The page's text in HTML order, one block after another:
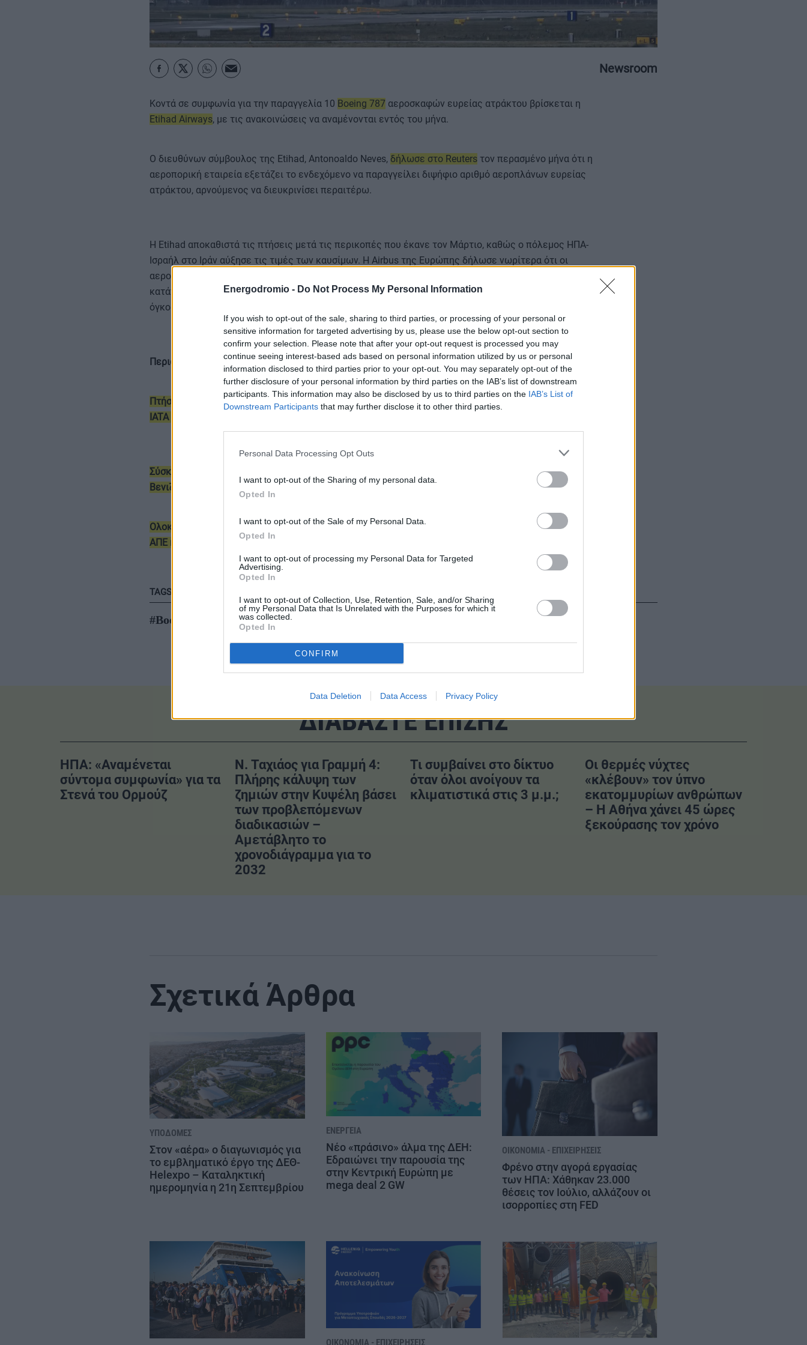
Energodromio - Do Not Process My Personal Information
If you wish to opt-out of the sale, sharing to third parties, or processing of your personal or
sensitive information for targeted advertising by us, please use the below opt-out section to
confirm your selection. Please note that after your opt-out request is processed you may
continue seeing interest-based ads based on personal information utilized by us or personal
information disclosed to third parties prior to your opt-out. You may separately opt-out of the
further disclosure of your personal information by third parties on the IAB’s list of downstream
participants. This information may also be disclosed by us to third parties on the IAB’s List of
Downstream Participants that may further disclose it to other third parties.
Personal Data Processing Opt Outs
I want to opt-out of the Sharing of my personal data.
Opted In
I want to opt-out of the Sale of my Personal Data.
Opted In
I want to opt-out of processing my Personal Data for Targeted
Advertising.
Opted In
I want to opt-out of Collection, Use, Retention, Sale, and/or Sharing
of my Personal Data that Is Unrelated with the Purposes for which it
was collected.
Opted In
CONFIRM
Data Deletion Data Access Privacy Policy
ΚΑΡΑΜΠΟΛΕΣ
ΟΡΟΙ ΧΡΗΣΗΣ ΕΠΙΚΟΙΝΩΝΙΑ
Newsroom
Κοντά σε συμφωνία για την παραγγελία 10 Boeing 787 αεροσκαφών ευρείας ατράκτου βρίσκεται η
Etihad Airways, με τις ανακοινώσεις να αναμένονται εντός του μήνα.
Ο διευθύνων σύμβουλος της Etihad, Antonoaldo Neves, δήλωσε στο Reutersτον περασμένο μήνα ότι η
αεροπορική εταιρεία εξετάζει το ενδεχόμενο να παραγγείλει διψήφιο αριθμό αεροπλάνων ευρείας
ατράκτου, αρνούμενος να διευκρινίσει περαιτέρω.
Η Etihad αποκαθιστά τις πτήσεις μετά τις περικοπές που έκανε τον Μάρτιο, καθώς ο πόλεμος ΗΠΑ-
Ισραήλ στο Ιράν αύξησε τις τιμές των καυσίμων. Η Airbus της Ευρώπης δήλωσε νωρίτερα ότι οι
αεροπορικές εταιρείες της Μέσης Ανατολής ανακάμπτουν έντονα εν μέσω της εύθραυστης
κατάπαυσης του πυρός στην περιοχή, με τους κόμβους του Κόλπου να επιστρέφουν σε κανονικούς
όγκους κυκλοφορίας.
Περισσότερες ειδήσεις
Πτήσεις με το… ρολόι στην Αθήνα: Βαριά πρόστιμα και «χειρουργική» ακρίβεια στις πτήσεις φέρνει το
IATA Level 3
Σύσκεψη κορυφής για τις καθυστερήσεις στις πτήσεις – Η ΥΠΑ απαντά με μείωση 31,7% στο «Ελ.
Βενιζέλος» τον Ιούνιο
Ολοκληρωμένες υπηρεσίες ηλεκτροκίνησης σχεδιάζει να ενσωματώσει η ΟΣΥ – Μελέτη για ανάπτυξη
ΑΠΕ και δυνατότητα φόρτισης οχημάτων τρίτων
TAGS
#Boeing 747 #Etihad #Reuters
ΔΙΑΒΑΣΤΕ ΕΠΙΣΗΣ
ΗΠΑ: «Αναμένεται
σύντομα συμφωνία» για τα
Στενά του Ορμούζ
Ν. Ταχιάος για Γραμμή 4:
Πλήρης κάλυψη των
ζημιών στην Κυψέλη βάσει
των προβλεπόμενων
διαδικασιών –
Αμετάβλητο το
χρονοδιάγραμμα για το
2032
Τι συμβαίνει στο δίκτυο
όταν όλοι ανοίγουν τα
κλιματιστικά στις 3 μ.μ.;
Οι θερμές νύχτες
«κλέβουν» τον ύπνο
εκατομμυρίων ανθρώπων
– Η Αθήνα χάνει 45 ώρες
ξεκούρασης τον χρόνο
Σχετικά Άρθρα
ΥΠΟΔΟΜΈΣ
Στον «αέρα» ο διαγωνισμός για
το εμβληματικό έργο της ΔΕΘ-
Helexpo – Καταληκτική
ημερομηνία η 21η Σεπτεμβρίου
ΕΝΈΡΓΕΙΑ
Νέο «πράσινο» άλμα της ΔΕΗ:
Εδραιώνει την παρουσία της
στην Κεντρική Ευρώπη με
mega deal 2 GW
ΟΙΚΟΝΟΜΊΑ - ΕΠΙΧΕΙΡΉΣΕΙΣ
Φρένο στην αγορά εργασίας
των ΗΠΑ: Χάθηκαν 23.000
θέσεις τον Ιούλιο, αλλάζουν οι
ισορροπίες στη FED